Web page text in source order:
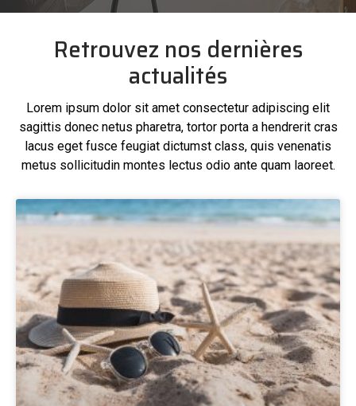
Retrouvez nos dernières
actualités
Lorem ipsum dolor sit amet consectetur adipiscing elit
sagittis donec netus pharetra, tortor porta a hendrerit cras
lacus eget fusce feugiat dictumst class, quis venenatis
metus sollicitudin montes lectus odio ante quam laoreet.